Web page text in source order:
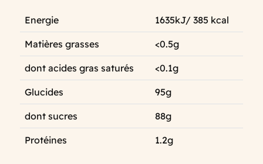
Energie 1635kJ/ 385 kcal
Matières grasses <0.5g
dont acides gras saturés <0.1g
Glucides 95g
dont sucres 88g
Protéines 1.2g